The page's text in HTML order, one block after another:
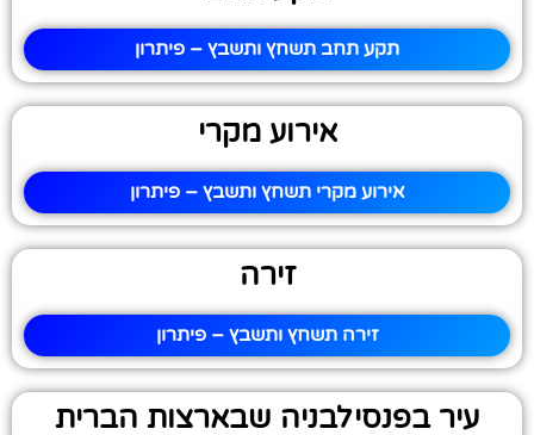
תקע תחב תשחץ ותשבץ – פיתרון
אירוע מקרי
אירוע מקרי תשחץ ותשבץ – פיתרון
זירה
זירה תשחץ ותשבץ – פיתרון
עיר בפנסילבניה שבארצות הברית